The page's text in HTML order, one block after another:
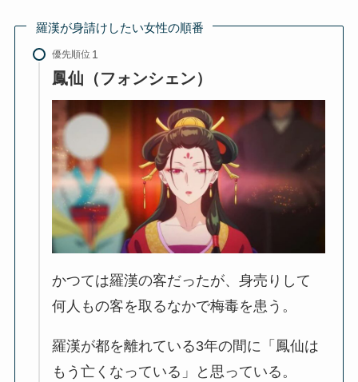
羅漢が身請けしたい女性の順番
優先順位
鳳仙（フォンシェン）
かつては羅漢の客だったが、身売りして
何人もの客を取るなかで梅毒を患う。
羅漢が都を離れている3年の間に「鳳仙は
もう亡くなっている」と思っている。